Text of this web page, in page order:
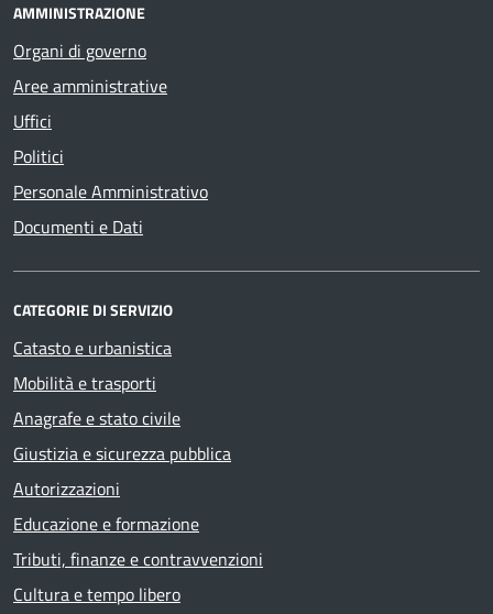
AMMINISTRAZIONE
Organi di governo
Aree amministrative
Uffici
Politici
Personale Amministrativo
Documenti e Dati
CATEGORIE DI SERVIZIO
Catasto e urbanistica
Mobilità e trasporti
Anagrafe e stato civile
Giustizia e sicurezza pubblica
Autorizzazioni
Educazione e formazione
Tributi, finanze e contravvenzioni
Cultura e tempo libero